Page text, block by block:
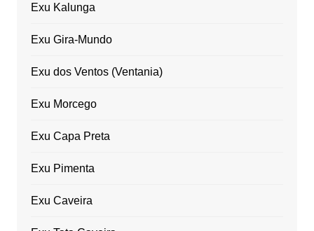
Exu Kalunga
Exu Gira-Mundo
Exu dos Ventos (Ventania)
Exu Morcego
Exu Capa Preta
Exu Pimenta
Exu Caveira